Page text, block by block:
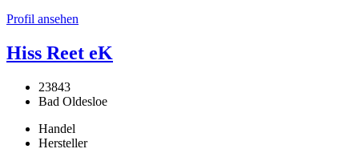
Profil ansehen
Hiss Reet eK
23843
Bad Oldesloe
Handel
Hersteller